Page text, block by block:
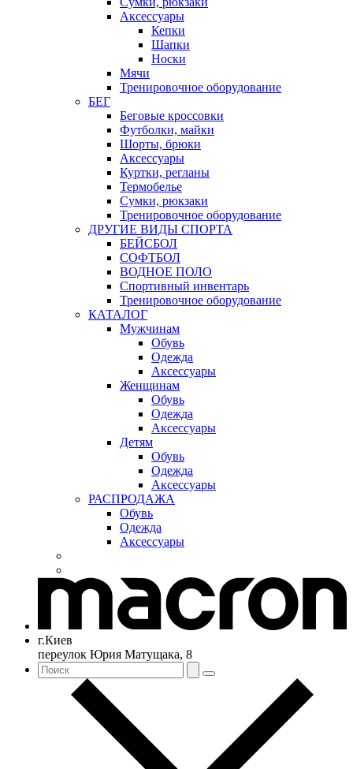
Аксессуары
Кепки
Шапки
Носки
Мячи
Тренировочное оборудование
БЕГ
Беговые кроссовки
Футболки, майки
Шорты, брюки
Аксессуары
Куртки, регланы
Термобелье
Сумки, рюкзаки
Тренировочное оборудование
ДРУГИЕ ВИДЫ СПОРТА
БЕЙСБОЛ
СОФТБОЛ
ВОДНОЕ ПОЛО
Спортивный инвентарь
Тренировочное оборудование
КАТАЛОГ
Мужчинам
Обувь
Одежда
Аксессуары
Женщинам
Обувь
Одежда
Аксессуары
Детям
Обувь
Одежда
Аксессуары
РАСПРОДАЖА
Обувь
Одежда
Аксессуары
г.Киев
переулок Юрия Матущака, 8